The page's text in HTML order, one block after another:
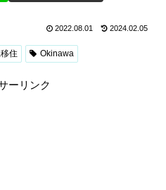
2022.08.01 2024.02.05
住 Okinawa
ーリンク